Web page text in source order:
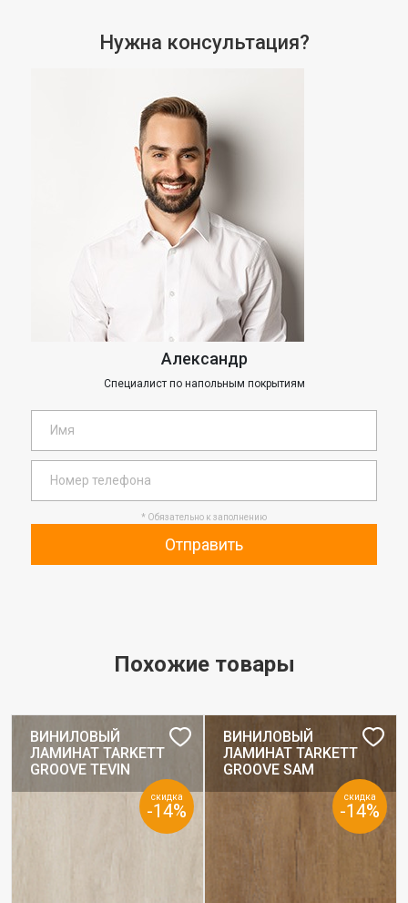
Нужна консультация?
Александр
Специалист по напольным покрытиям
* Обязательно к заполнению
Отправить
Похожие товары
ВИНИЛОВЫЙ
ЛАМИНАТ TARKETT
GROOVE TEVIN
скидка
-14%
ВИНИЛОВЫЙ
ЛАМИНАТ TARKETT
GROOVE SAM
скидка
-14%